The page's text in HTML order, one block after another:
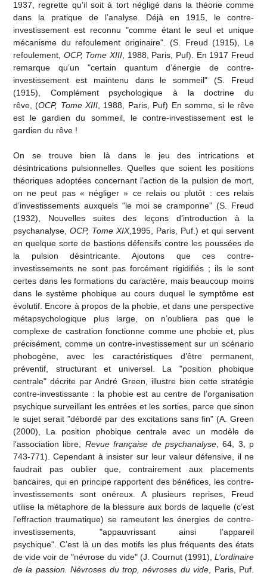
1937, regrette qu’il soit à tort négligé dans la théorie comme
dans la pratique de l’analyse. Déjà en 1915, le contre-
investissement est reconnu "comme étant le seul et unique
mécanisme du refoulement originaire". (S. Freud (1915), Le
refoulement, OCP, Tome XIII, 1988, Paris, Puf). En 1917 Freud
remarque qu’un "certain quantum d’énergie de contre-
investissement est maintenu dans le sommeil" (S. Freud
(1915), Complément psychologique à la doctrine du
rêve, (OCP, Tome XIII, 1988, Paris, Puf) En somme, si le rêve
est le gardien du sommeil, le contre-investissement est le
gardien du rêve !
On se trouve bien là dans le jeu des intrications et
désintrications pulsionnelles. Quelles que soient les positions
théoriques adoptées concernant l’action de la pulsion de mort,
on ne peut pas « négliger » ce relais ou plutôt : ces relais
d’investissements auxquels "le moi se cramponne" (S. Freud
(1932), Nouvelles suites des leçons d’introduction à la
psychanalyse, OCP, Tome XIX,1995, Paris, Puf.) et qui servent
en quelque sorte de bastions défensifs contre les poussées de
la pulsion désintricante. Ajoutons que ces contre-
investissements ne sont pas forcément rigidifiés ; ils le sont
certes dans les formations du caractère, mais beaucoup moins
dans le système phobique au cours duquel le symptôme est
évolutif. Encore à propos de la phobie, et dans une perspective
métapsychologique plus large, on n’oubliera pas que le
complexe de castration fonctionne comme une phobie et, plus
précisément, comme un contre-investissement sur un scénario
phobogène, avec les caractéristiques d’être permanent,
préventif, structurant et universel. La "position phobique
centrale" décrite par André Green, illustre bien cette stratégie
contre-investissante : la phobie est au centre de l’organisation
psychique surveillant les entrées et les sorties, parce que sinon
le sujet serait "débordé par des excitations sans fin" (A. Green
(2000), La position phobique centrale avec un modèle de
l’association libre, Revue française de psychanalyse, 64, 3, p
743-771). Cependant à insister sur leur valeur défensive, il ne
faudrait pas oublier que, contrairement aux placements
bancaires, qui en principe rapportent des bénéfices, les contre-
investissements sont onéreux. A plusieurs reprises, Freud
utilise la métaphore de la blessure aux bords de laquelle (c’est
l’effraction traumatique) se rameutent les énergies de contre-
investissements, "appauvrissant ainsi l’appareil
psychique". C’est là un des motifs les plus fréquents des états
de vide voir de "névrose du vide" (J. Cournut (1991), L’ordinaire
de la passion. Névroses du trop, névroses du vide, Paris, Puf.